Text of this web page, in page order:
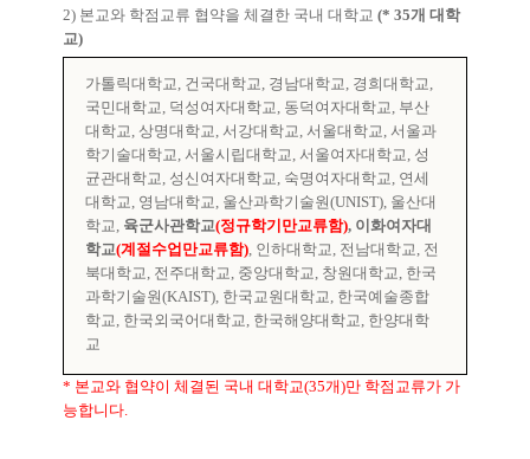
2) 본교와 학점교류 협약을 체결한 국내 대학교 (* 35개 대학
교)
가톨릭대학교, 건국대학교, 경남대학교, 경희대학교,
국민대학교, 덕성여자대학교, 동덕여자대학교, 부산
대학교, 상명대학교, 서강대학교, 서울대학교, 서울과
학기술대학교, 서울시립대학교, 서울여자대학교, 성
균관대학교, 성신여자대학교, 숙명여자대학교, 연세
대학교, 영남대학교, 울산과학기술원(UNIST), 울산대
학교, 육군사관학교(정규학기만교류함), 이화여자대
학교(계절수업만교류함), 인하대학교, 전남대학교, 전
북대학교, 전주대학교, 중앙대학교, 창원대학교, 한국
과학기술원(KAIST), 한국교원대학교, 한국예술종합
학교, 한국외국어대학교, 한국해양대학교, 한양대학
교
* 본교와 협약이 체결된 국내 대학교(35개)만 학점교류가 가
능합니다.